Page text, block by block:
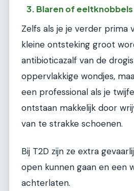
3. Blaren of eeltknobbels
Zelfs als je je verder prima
kleine ontsteking groot
antibioticazalf van de
oppervlakkige wondjes,
een professional als je
ontstaan makkelijk door
van te strakke schoenen.
Bij T2D zijn ze extra
open kunnen gaan en een
achterlaten.